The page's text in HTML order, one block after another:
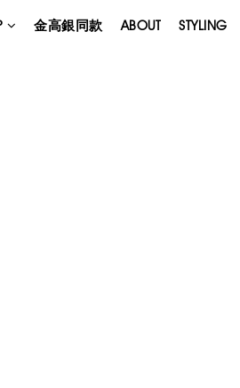
金高銀同款 ABOUT STYLING